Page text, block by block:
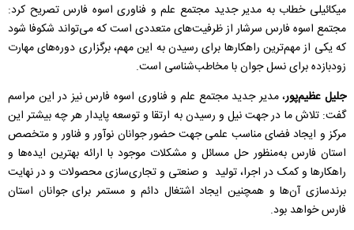
میکائیلی خطاب به مدیر جدید مجتمع علم و فناوری اسوه فارس تصریح کرد:
مجتمع اسوه فارس سرشار از ظرفیت‌های متعددی است که می‌تواند شکوفا شود
که یکی از مهم‌ترین راهکارها برای رسیدن به این مهم، برگزاری دوره‌های مهارت
زودبازده برای نسل جوان با مخاطب‌شناسی است.
جلیل عظیم‌پور، مدیر جدید مجتمع علم و فناوری اسوه فارس نیز در این مراسم
گفت: تلاش ما در جهت نیل و رسیدن به ارتقا و توسعه پایدار هر چه بیشتر این
مرکز و ایجاد فضای مناسب علمی جهت حضور جوانان نوآور و فناور و متخصص
استان فارس به‌منظور حل مسائل و مشکلات موجود با ارائه بهترین ایده‌ها و
راهکارها و کمک در اجرا، تولید و صنعتی و تجاری‌سازی محصولات و در نهایت
برندسازی آن‌ها و همچنین ایجاد اشتغال دائم و مستمر برای جوانان استان
فارس خواهد بود.